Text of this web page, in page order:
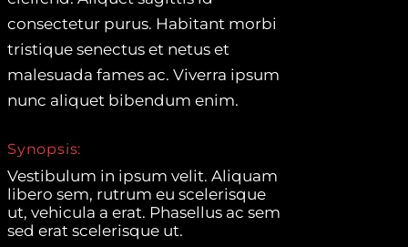
consectetur purus. Habitant morbi
tristique senectus et netus et
malesuada fames ac. Viverra ipsum
nunc aliquet bibendum enim.
Synopsis:
Vestibulum in ipsum velit. Aliquam
libero sem, rutrum eu scelerisque
ut, vehicula a erat. Phasellus ac sem
sed erat scelerisque ut.